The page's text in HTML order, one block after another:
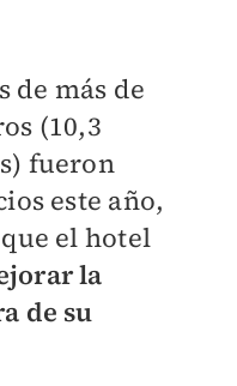
de más de
(10,3
fueron
este año,
el hotel
la
de su